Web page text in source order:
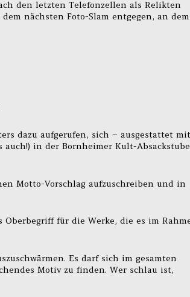
den letzten Telefonzellen als Relikten
nächsten Foto-Slam entgegen, an dem
dazu aufgerufen, sich – ausgestattet
in der Bornheimer Kult-Absackstube
Motto-Vorschlag aufzuschreiben und in
für die Werke, die es im
Es darf sich im gesamten
Motiv zu finden. Wer schlau ist,